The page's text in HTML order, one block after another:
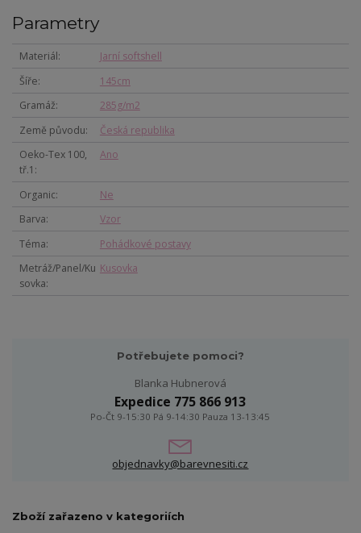
Parametry
Materiál
Jarní softshell
Šíře
145cm
Gramáž
285g/m2
Země původu
Česká republika
Oeko-Tex 100,
tř.1
Ano
Organic
Ne
Barva
Vzor
Téma
Pohádkové postavy
Metráž/Panel/Ku
sovka
Kusovka
Potřebujete pomoci?
Blanka Hubnerová
Expedice 775 866 913
Po-Čt 9-15:30 Pá 9-14:30 Pauza 13-13:45
objednavky@barevnesiti.cz
Zboží zařazeno v kategoriích